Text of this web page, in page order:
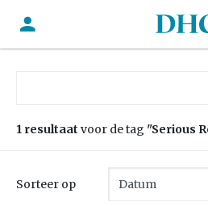
1 resultaat voor de tag "Serious
Sorteer op